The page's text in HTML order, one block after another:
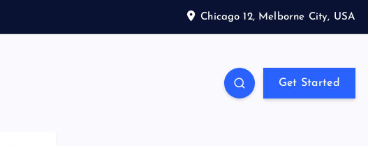
Chicago 12, Melborne City, USA
Get Started